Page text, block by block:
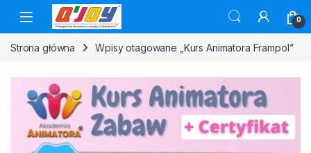
Skip to navigation
Skip to content
0
Strona główna Wpisy otagowane „Kurs Animatora Frampol”